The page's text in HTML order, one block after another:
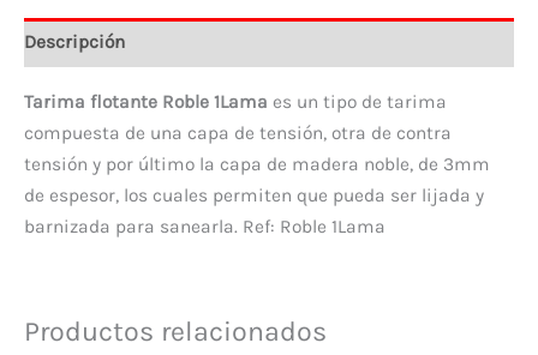
1Lama
cantidad
Descripción
Tarima flotante Roble 1Lama es un tipo de tarima
compuesta de una capa de tensión, otra de contra
tensión y por último la capa de madera noble, de 3mm
de espesor, los cuales permiten que pueda ser lijada y
barnizada para sanearla. Ref: Roble 1Lama
Productos relacionados